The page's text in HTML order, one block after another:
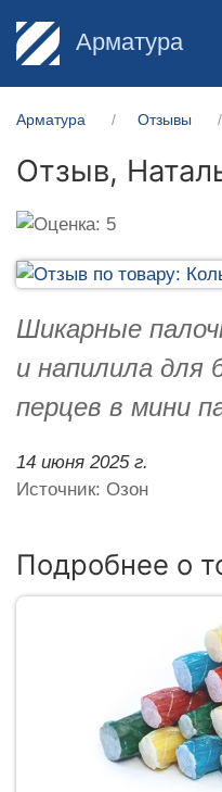
Арматура
Арматура Отзывы
Отзыв,
Шикарные
и напилила для
перцев в мини
14 июня 2025 г.
Источник: Озон
Подробнее о